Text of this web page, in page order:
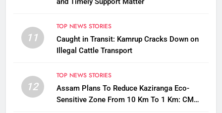
11
TOP NEWS STORIES
Caught in Transit: Kamrup Cracks Down on
Illegal Cattle Transport
12
TOP NEWS STORIES
Assam Plans To Reduce Kaziranga Eco-
Sensitive Zone From 10 Km To 1 Km: CM